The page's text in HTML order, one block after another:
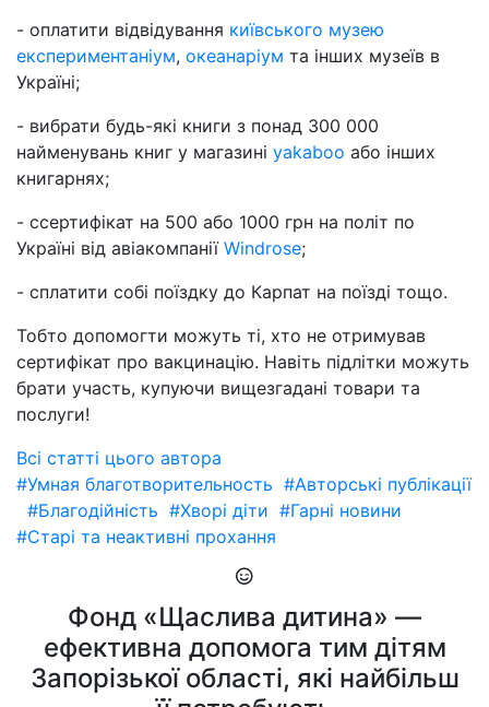
- оплатити відвідування київського музею
експериментаніум, океанаріум та інших музеїв в
Україні;
- вибрати будь-які книги з понад 300 000
найменувань книг у магазині yakaboo або інших
книгарнях;
- ссертифікат на 500 або 1000 грн на політ по
Україні від авіакомпанії Windrose;
- сплатити собі поїздку до Карпат на поїзді тощо.
Тобто допомогти можуть ті, хто не отримував
сертифікат про вакцинацію. Навіть підлітки можуть
брати участь, купуючи вищезгадані товари та
послуги!
Всі статті цього автора
#Умная благотворительность #Авторські публікації
#Благодійність #Хворі діти #Гарні новини
#Старі та неактивні прохання
Фонд «Щаслива дитина» —
ефективна допомога тим дітям
Запорізької області, які найбільш